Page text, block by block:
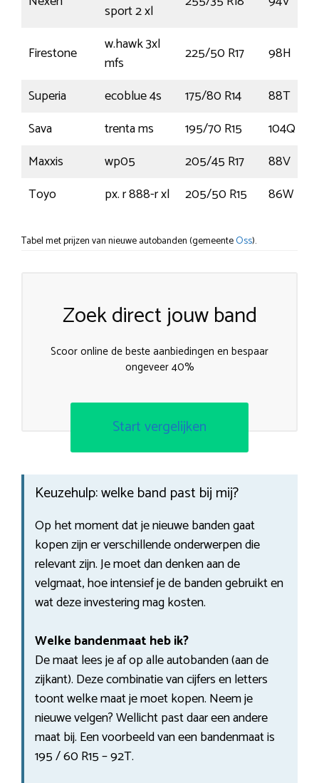
sport 2 xl
Firestone
w.hawk 3xl
mfs
225/50 R17
98H
Superia
ecoblue 4s 175/80 R14
88T
Sava
trenta ms 195/70 R15
104Q
Maxxis
wp05 205/45 R17
88V
Toyo
px. r 888-r xl 205/50 R15 86W
Tabel met prijzen van nieuwe autobanden (gemeenteOss).
Zoek direct jouw band
Scoor online de beste aanbiedingen en bespaar
ongeveer 40%
Start vergelijken
Keuzehulp: welke band past bij mij?
Op het moment dat je nieuwe banden gaat
kopen zijn er verschillende onderwerpen die
relevant zijn. Je moet dan denken aan de
velgmaat, hoe intensief je de banden gebruikt en
wat deze investering mag kosten.
Welke bandenmaat heb ik?
De maat lees je af op alle autobanden (aan de
zijkant). Deze combinatie van cijfers en letters
toont welke maat je moet kopen. Neem je
nieuwe velgen? Wellicht past daar een andere
maat bij. Een voorbeeld van een bandenmaat is
195 / 60 R15 – 92T.